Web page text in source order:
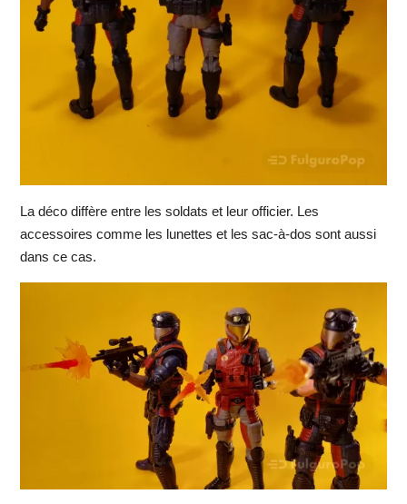
La déco diffère entre les soldats et leur officier. Les
accessoires comme les lunettes et les sac-à-dos sont aussi
dans ce cas.